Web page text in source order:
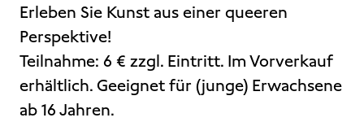
Erleben Sie Kunst aus einer queeren
Perspektive!
Teilnahme: 6 € zzgl. Eintritt. Im Vorverkauf
erhältlich. Geeignet für (junge) Erwachsene
ab 16 Jahren.